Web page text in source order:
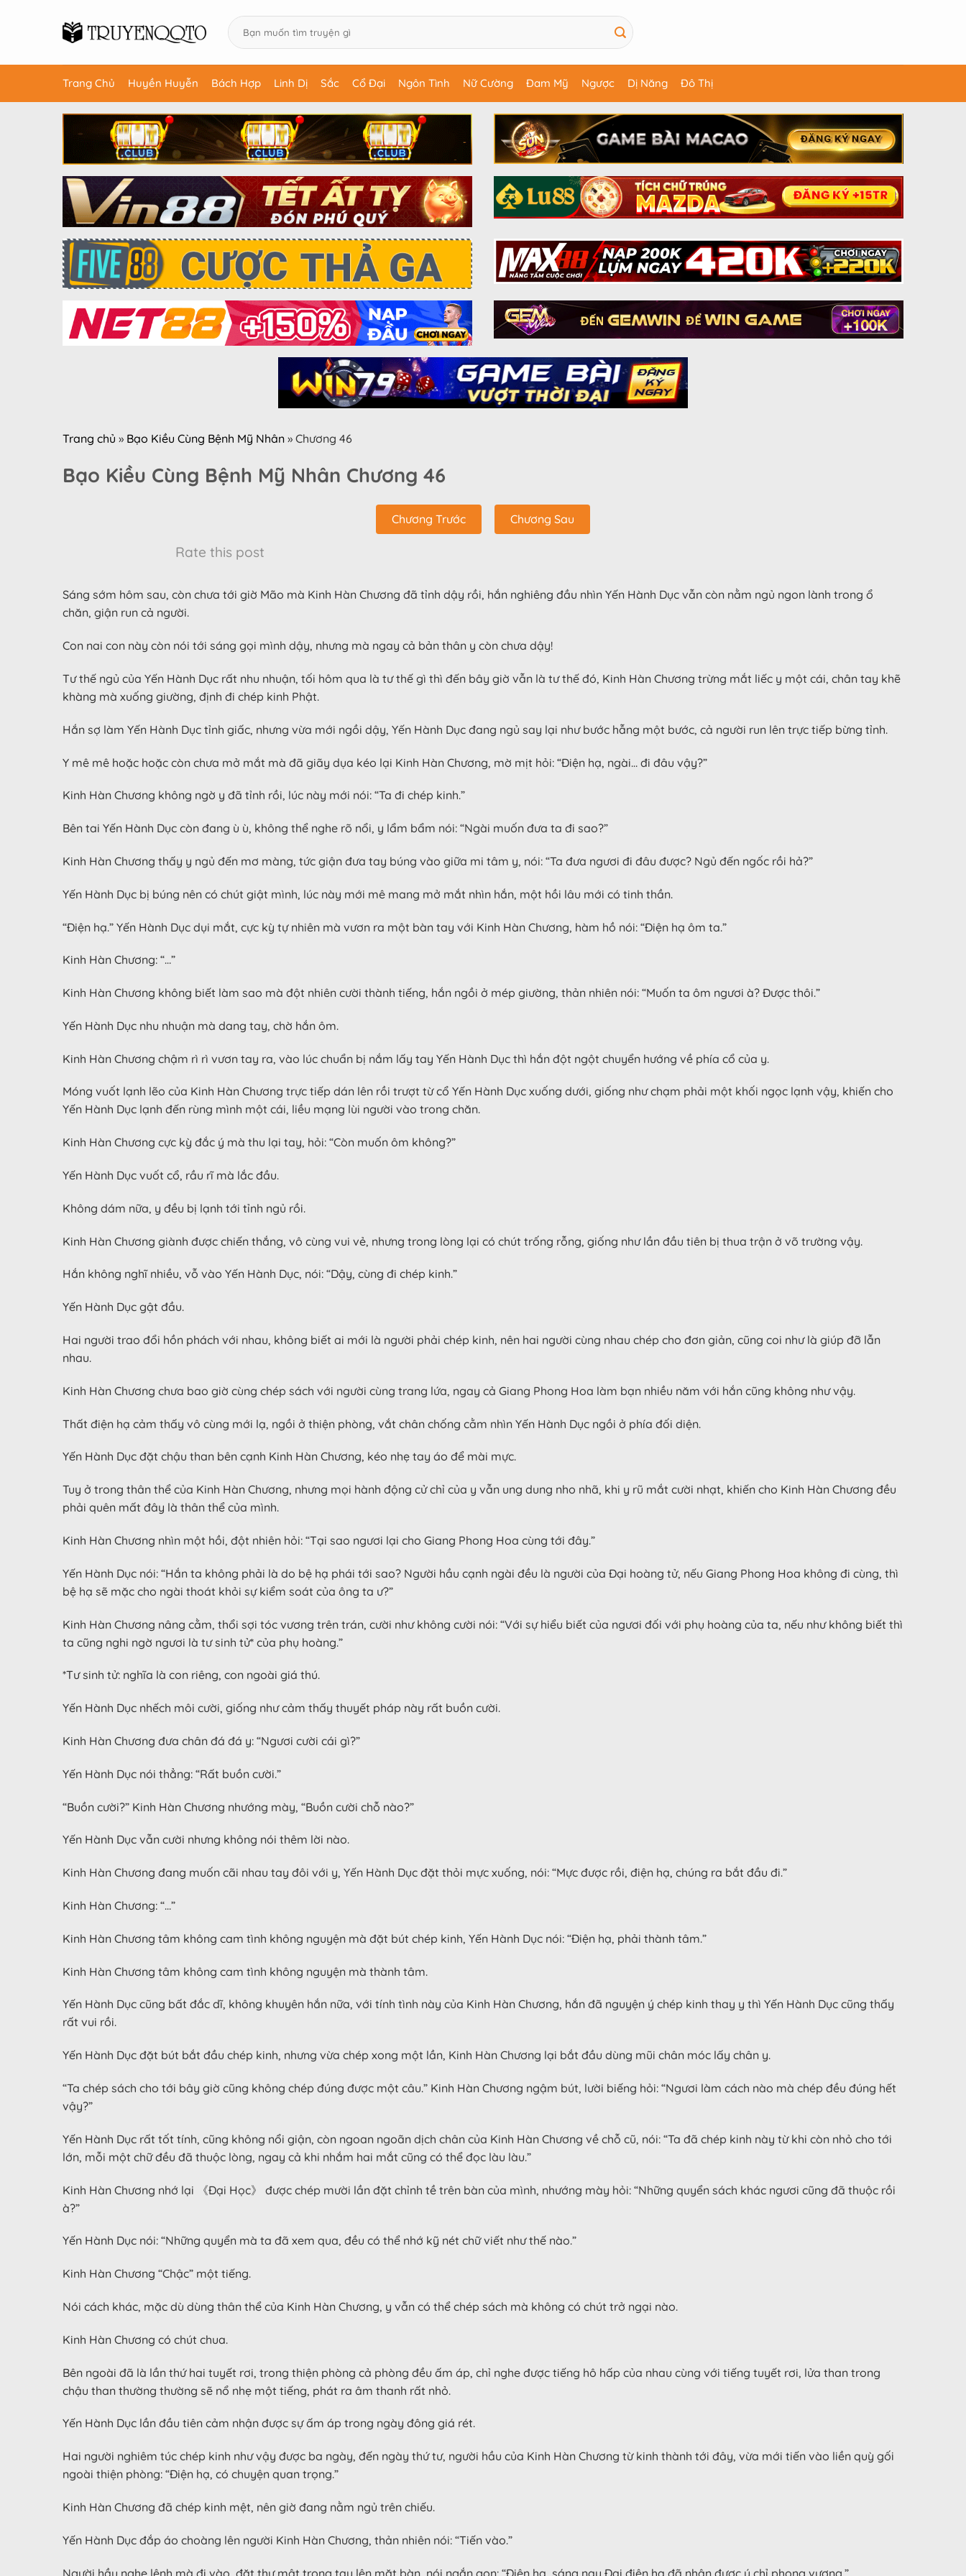
Trang Chủ Huyền Huyễn Bách Hợp Linh Dị Sắc Cổ Đại Ngôn Tình Nữ Cường Đam Mỹ Ngược Dị Năng Đô Thị
Trang chủ » Bạo Kiều Cùng Bệnh Mỹ Nhân » Chương 46
Bạo Kiều Cùng Bệnh Mỹ Nhân Chương 46
Chương Trước Chương Sau
Rate this post
Sáng sớm hôm sau, còn chưa tới giờ Mão mà Kinh Hàn Chương đã tỉnh dậy rồi, hắn nghiêng đầu nhìn Yến Hành Dục vẫn còn nằm ngủ ngon lành trong ổ
chăn, giận run cả người.
Con nai con này còn nói tới sáng gọi mình dậy, nhưng mà ngay cả bản thân y còn chưa dậy!
Tư thế ngủ của Yến Hành Dục rất nhu nhuận, tối hôm qua là tư thế gì thì đến bây giờ vẫn là tư thế đó, Kinh Hàn Chương trừng mắt liếc y một cái, chân tay khẽ
khàng mà xuống giường, định đi chép kinh Phật.
Hắn sợ làm Yến Hành Dục tỉnh giấc, nhưng vừa mới ngồi dậy, Yến Hành Dục đang ngủ say lại như bước hẫng một bước, cả người run lên trực tiếp bừng tỉnh.
Y mê mê hoặc hoặc còn chưa mở mắt mà đã giãy dụa kéo lại Kinh Hàn Chương, mờ mịt hỏi: “Điện hạ, ngài… đi đâu vậy?”
Kinh Hàn Chương không ngờ y đã tỉnh rồi, lúc này mới nói: “Ta đi chép kinh.”
Bên tai Yến Hành Dục còn đang ù ù, không thể nghe rõ nổi, y lẩm bẩm nói: “Ngài muốn đưa ta đi sao?”
Kinh Hàn Chương thấy y ngủ đến mơ màng, tức giận đưa tay búng vào giữa mi tâm y, nói: “Ta đưa ngươi đi đâu được? Ngủ đến ngốc rồi hả?”
Yến Hành Dục bị búng nên có chút giật mình, lúc này mới mê mang mở mắt nhìn hắn, một hồi lâu mới có tinh thần.
“Điện hạ.” Yến Hành Dục dụi mắt, cực kỳ tự nhiên mà vươn ra một bàn tay với Kinh Hàn Chương, hàm hồ nói: “Điện hạ ôm ta.”
Kinh Hàn Chương: “…”
Kinh Hàn Chương không biết làm sao mà đột nhiên cười thành tiếng, hắn ngồi ở mép giường, thản nhiên nói: “Muốn ta ôm ngươi à? Được thôi.”
Yến Hành Dục nhu nhuận mà dang tay, chờ hắn ôm.
Kinh Hàn Chương chậm rì rì vươn tay ra, vào lúc chuẩn bị nắm lấy tay Yến Hành Dục thì hắn đột ngột chuyển hướng về phía cổ của y.
Móng vuốt lạnh lẽo của Kinh Hàn Chương trực tiếp dán lên rồi trượt từ cổ Yến Hành Dục xuống dưới, giống như chạm phải một khối ngọc lạnh vậy, khiến cho
Yến Hành Dục lạnh đến rùng mình một cái, liều mạng lùi người vào trong chăn.
Kinh Hàn Chương cực kỳ đắc ý mà thu lại tay, hỏi: “Còn muốn ôm không?”
Yến Hành Dục vuốt cổ, rầu rĩ mà lắc đầu.
Không dám nữa, y đều bị lạnh tới tỉnh ngủ rồi.
Kinh Hàn Chương giành được chiến thắng, vô cùng vui vẻ, nhưng trong lòng lại có chút trống rỗng, giống như lần đầu tiên bị thua trận ở võ trường vậy.
Hắn không nghĩ nhiều, vỗ vào Yến Hành Dục, nói: “Dậy, cùng đi chép kinh.”
Yến Hành Dục gật đầu.
Hai người trao đổi hồn phách với nhau, không biết ai mới là người phải chép kinh, nên hai người cùng nhau chép cho đơn giản, cũng coi như là giúp đỡ lẫn
nhau.
Kinh Hàn Chương chưa bao giờ cùng chép sách với người cùng trang lứa, ngay cả Giang Phong Hoa làm bạn nhiều năm với hắn cũng không như vậy.
Thất điện hạ cảm thấy vô cùng mới lạ, ngồi ở thiện phòng, vắt chân chống cằm nhìn Yến Hành Dục ngồi ở phía đối diện.
Yến Hành Dục đặt chậu than bên cạnh Kinh Hàn Chương, kéo nhẹ tay áo để mài mực.
Tuy ở trong thân thể của Kinh Hàn Chương, nhưng mọi hành động cử chỉ của y vẫn ung dung nho nhã, khi y rũ mắt cười nhạt, khiến cho Kinh Hàn Chương đều
phải quên mất đây là thân thể của mình.
Kinh Hàn Chương nhìn một hồi, đột nhiên hỏi: “Tại sao ngươi lại cho Giang Phong Hoa cùng tới đây.”
Yến Hành Dục nói: “Hắn ta không phải là do bệ hạ phái tới sao? Người hầu cạnh ngài đều là người của Đại hoàng tử, nếu Giang Phong Hoa không đi cùng, thì
bệ hạ sẽ mặc cho ngài thoát khỏi sự kiểm soát của ông ta ư?”
Kinh Hàn Chương nâng cằm, thổi sợi tóc vương trên trán, cười như không cười nói: “Với sự hiểu biết của ngươi đối với phụ hoàng của ta, nếu như không biết thì
ta cũng nghi ngờ ngươi là tư sinh tử* của phụ hoàng.”
*Tư sinh tử: nghĩa là con riêng, con ngoài giá thú.
Yến Hành Dục nhếch môi cười, giống như cảm thấy thuyết pháp này rất buồn cười.
Kinh Hàn Chương đưa chân đá đá y: “Ngươi cười cái gì?”
Yến Hành Dục nói thẳng: “Rất buồn cười.”
“Buồn cười?” Kinh Hàn Chương nhướng mày, “Buồn cười chỗ nào?”
Yến Hành Dục vẫn cười nhưng không nói thêm lời nào.
Kinh Hàn Chương đang muốn cãi nhau tay đôi với y, Yến Hành Dục đặt thỏi mực xuống, nói: “Mực được rồi, điện hạ, chúng ra bắt đầu đi.”
Kinh Hàn Chương: “…”
Kinh Hàn Chương tâm không cam tình không nguyện mà đặt bút chép kinh, Yến Hành Dục nói: “Điện hạ, phải thành tâm.”
Kinh Hàn Chương tâm không cam tình không nguyện mà thành tâm.
Yến Hành Dục cũng bất đắc dĩ, không khuyên hắn nữa, với tính tình này của Kinh Hàn Chương, hắn đã nguyện ý chép kinh thay y thì Yến Hành Dục cũng thấy
rất vui rồi.
Yến Hành Dục đặt bút bắt đầu chép kinh, nhưng vừa chép xong một lần, Kinh Hàn Chương lại bắt đầu dùng mũi chân móc lấy chân y.
“Ta chép sách cho tới bây giờ cũng không chép đúng được một câu.” Kinh Hàn Chương ngậm bút, lười biếng hỏi: “Ngươi làm cách nào mà chép đều đúng hết
vậy?”
Yến Hành Dục rất tốt tính, cũng không nổi giận, còn ngoan ngoãn dịch chân của Kinh Hàn Chương về chỗ cũ, nói: “Ta đã chép kinh này từ khi còn nhỏ cho tới
lớn, mỗi một chữ đều đã thuộc lòng, ngay cả khi nhắm hai mắt cũng có thể đọc làu làu.”
Kinh Hàn Chương nhớ lại 《Đại Học》 được chép mười lần đặt chỉnh tề trên bàn của mình, nhướng mày hỏi: “Những quyển sách khác ngươi cũng đã thuộc rồi
à?”
Yến Hành Dục nói: “Những quyển mà ta đã xem qua, đều có thể nhớ kỹ nét chữ viết như thế nào.”
Kinh Hàn Chương “Chậc” một tiếng.
Nói cách khác, mặc dù dùng thân thể của Kinh Hàn Chương, y vẫn có thể chép sách mà không có chút trở ngại nào.
Kinh Hàn Chương có chút chua.
Bên ngoài đã là lần thứ hai tuyết rơi, trong thiện phòng cả phòng đều ấm áp, chỉ nghe được tiếng hô hấp của nhau cùng với tiếng tuyết rơi, lửa than trong
chậu than thường thường sẽ nổ nhẹ một tiếng, phát ra âm thanh rất nhỏ.
Yến Hành Dục lần đầu tiên cảm nhận được sự ấm áp trong ngày đông giá rét.
Hai người nghiêm túc chép kinh như vậy được ba ngày, đến ngày thứ tư, người hầu của Kinh Hàn Chương từ kinh thành tới đây, vừa mới tiến vào liền quỳ gối
ngoài thiện phòng: “Điện hạ, có chuyện quan trọng.”
Kinh Hàn Chương đã chép kinh mệt, nên giờ đang nằm ngủ trên chiếu.
Yến Hành Dục đắp áo choàng lên người Kinh Hàn Chương, thản nhiên nói: “Tiến vào.”
Người hầu nghe lệnh mà đi vào, đặt thư mật trong tay lên mặt bàn, nói ngắn gọn: “Điện hạ, sáng nay Đại điện hạ đã nhận được ý chỉ phong vương.”